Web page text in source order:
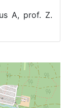
A, prof. Z.